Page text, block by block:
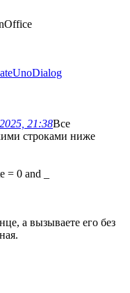
21:38Все
строками ниже
0 and _
а вызываете его без